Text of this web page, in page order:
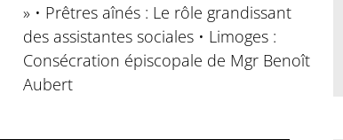
» • Prêtres aînés : Le rôle grandissant
des assistantes sociales • Limoges :
Consécration épiscopale de Mgr Benoît
Aubert